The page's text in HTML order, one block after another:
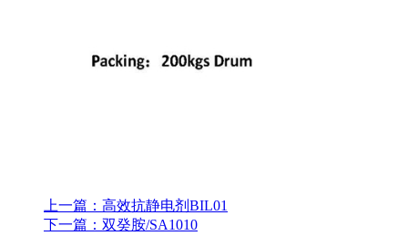
上一篇： 高效抗静电剂BIL01
下一篇： 双癸胺/SA1010